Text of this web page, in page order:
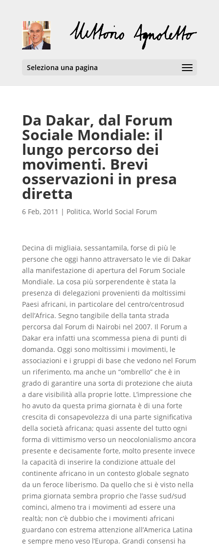
Seleziona una pagina
Da Dakar, dal Forum
Sociale Mondiale: il
lungo percorso dei
movimenti. Brevi
osservazioni in presa
diretta
6 Feb, 2011 | Politica, World Social Forum
Decina di migliaia, sessantamila, forse di più le
persone che oggi hanno attraversato le vie di Dakar
alla manifestazione di apertura del Forum Sociale
Mondiale. La cosa più sorperendente è stata la
presenza di delegazioni provenienti da moltissimi
Paesi africani, in particolare del centro/centrosud
dell’Africa. Segno tangibile della tanta strada
percorsa dal Forum di Nairobi nel 2007. Il Forum a
Dakar era infatti una scommessa piena di punti di
domanda. Oggi sono moltissimi i movimenti, le
associazioni e i gruppi di base che vedono nel Forum
un riferimento, ma anche un “ombrello” che è in
grado di garantire una sorta di protezione che aiuta
a dare visibilità alla proprie lotte. L’impressione che
ho avuto da questa prima giornata è di una forte
crescita di consapevolezza di una parte significativa
della società africana; quasi assente del tutto ogni
forma di vittimismo verso un neocolonialismo ancora
presente e decisamente forte, molto presente invece
la capacità di inserire la condizione attuale del
continente africano in un contesto globale segnato
da un feroce liberismo. Da quello che si è visto nella
prima giornata sembra proprio che l’asse sud/sud
cominci, almeno tra i movimenti ad essere una
realtà; non c’è dubbio che i movimenti africani
guardano con estrema attenzione all’America Latina
e sempre meno veso l’Europa. Grandi consensi ha